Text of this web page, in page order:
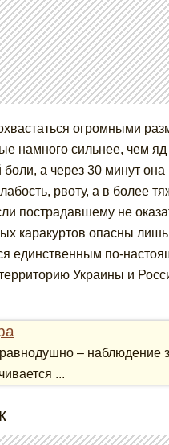
огромными
намного сильнее, чем яд
боли, а через 30 минут
рвоту, а в более
пострадавшему не
каракуртов опасны
единственным по-
Украины и
– наблюдение
...